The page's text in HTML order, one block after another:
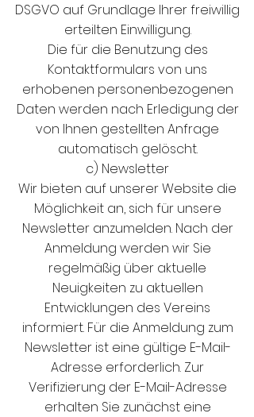
DSGVO auf Grundlage Ihrer freiwillig
erteilten Einwilligung.
Die für die Benutzung des
Kontaktformulars von uns
erhobenen personenbezogenen
Daten werden nach Erledigung der
von Ihnen gestellten Anfrage
automatisch gelöscht.
c) Newsletter
Wir bieten auf unserer Website die
Möglichkeit an, sich für unsere
Newsletter anzumelden. Nach der
Anmeldung werden wir Sie
regelmäßig über aktuelle
Neuigkeiten zu aktuellen
Entwicklungen des Vereins
informiert. Für die Anmeldung zum
Newsletter ist eine gültige E-Mail-
Adresse erforderlich. Zur
Verifizierung der E-Mail-Adresse
erhalten Sie zunächst eine